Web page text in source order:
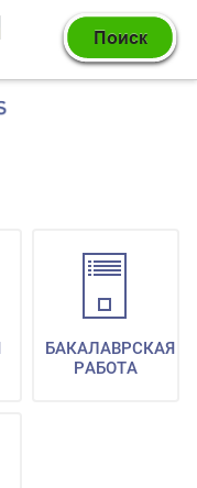
БАКАЛАВРСКАЯ
РАБОТА